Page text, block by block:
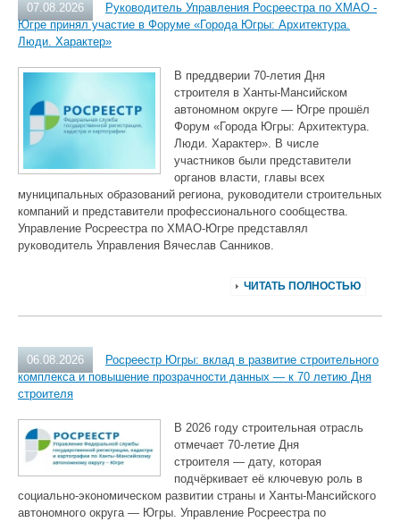
07.08.2026
Руководитель Управления Росреестра по ХМАО -
Югре принял участие в Форуме «Города Югры: Архитектура.
Люди. Характер»
В преддверии 70‑летия Дня
строителя в Ханты‑Мансийском
автономном округе — Югре прошёл
Форум «Города Югры: Архитектура.
Люди. Характер». В числе
участников были представители
органов власти, главы всех
муниципальных образований региона, руководители строительных
компаний и представители профессионального сообщества.
Управление Росреестра по ХМАО‑Югре представлял
руководитель Управления Вячеслав Санников.
ЧИТАТЬ ПОЛНОСТЬЮ
06.08.2026
Росреестр Югры: вклад в развитие строительного
комплекса и повышение прозрачности данных — к 70 летию Дня
строителя
В 2026 году строительная отрасль
отмечает 70‑летие Дня
строителя — дату, которая
подчёркивает её ключевую роль в
социально‑экономическом развитии страны и Ханты‑Мансийского
автономного округа — Югры. Управление Росреестра по